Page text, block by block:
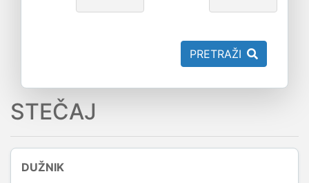
PRETRAŽI
STEČAJ
DUŽNIK